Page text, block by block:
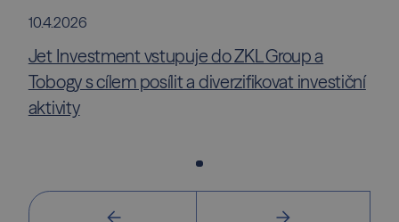
10.4.2026
Jet Investment vstupuje do ZKL Group a
Tobogy s cílem posílit a diverzifikovat investiční
aktivity